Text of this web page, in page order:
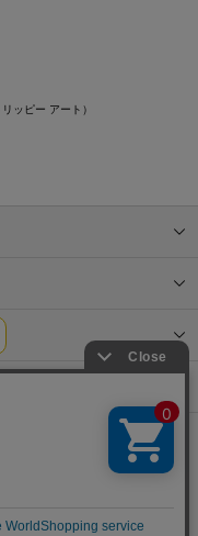
ッピー アート）